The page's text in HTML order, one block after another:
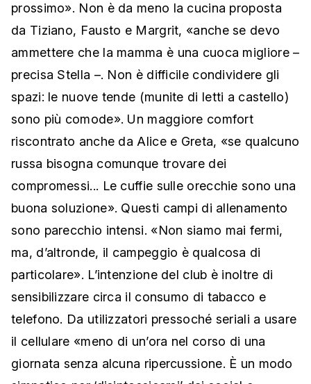
prossimo». Non è da meno la cucina proposta
da Tiziano, Fausto e Margrit, «anche se devo
ammettere che la mamma è una cuoca migliore –
precisa Stella –. Non è difficile condividere gli
spazi: le nuove tende (munite di letti a castello)
sono più comode». Un maggiore comfort
riscontrato anche da Alice e Greta, «se qualcuno
russa bisogna comunque trovare dei
compromessi... Le cuffie sulle orecchie sono una
buona soluzione». Questi campi di allenamento
sono parecchio intensi. «Non siamo mai fermi,
ma, d’altronde, il campeggio è qualcosa di
particolare». L’intenzione del club è inoltre di
sensibilizzare circa il consumo di tabacco e
telefono. Da utilizzatori pressoché seriali a usare
il cellulare «meno di un’ora nel corso di una
giornata senza alcuna ripercussione. È un modo